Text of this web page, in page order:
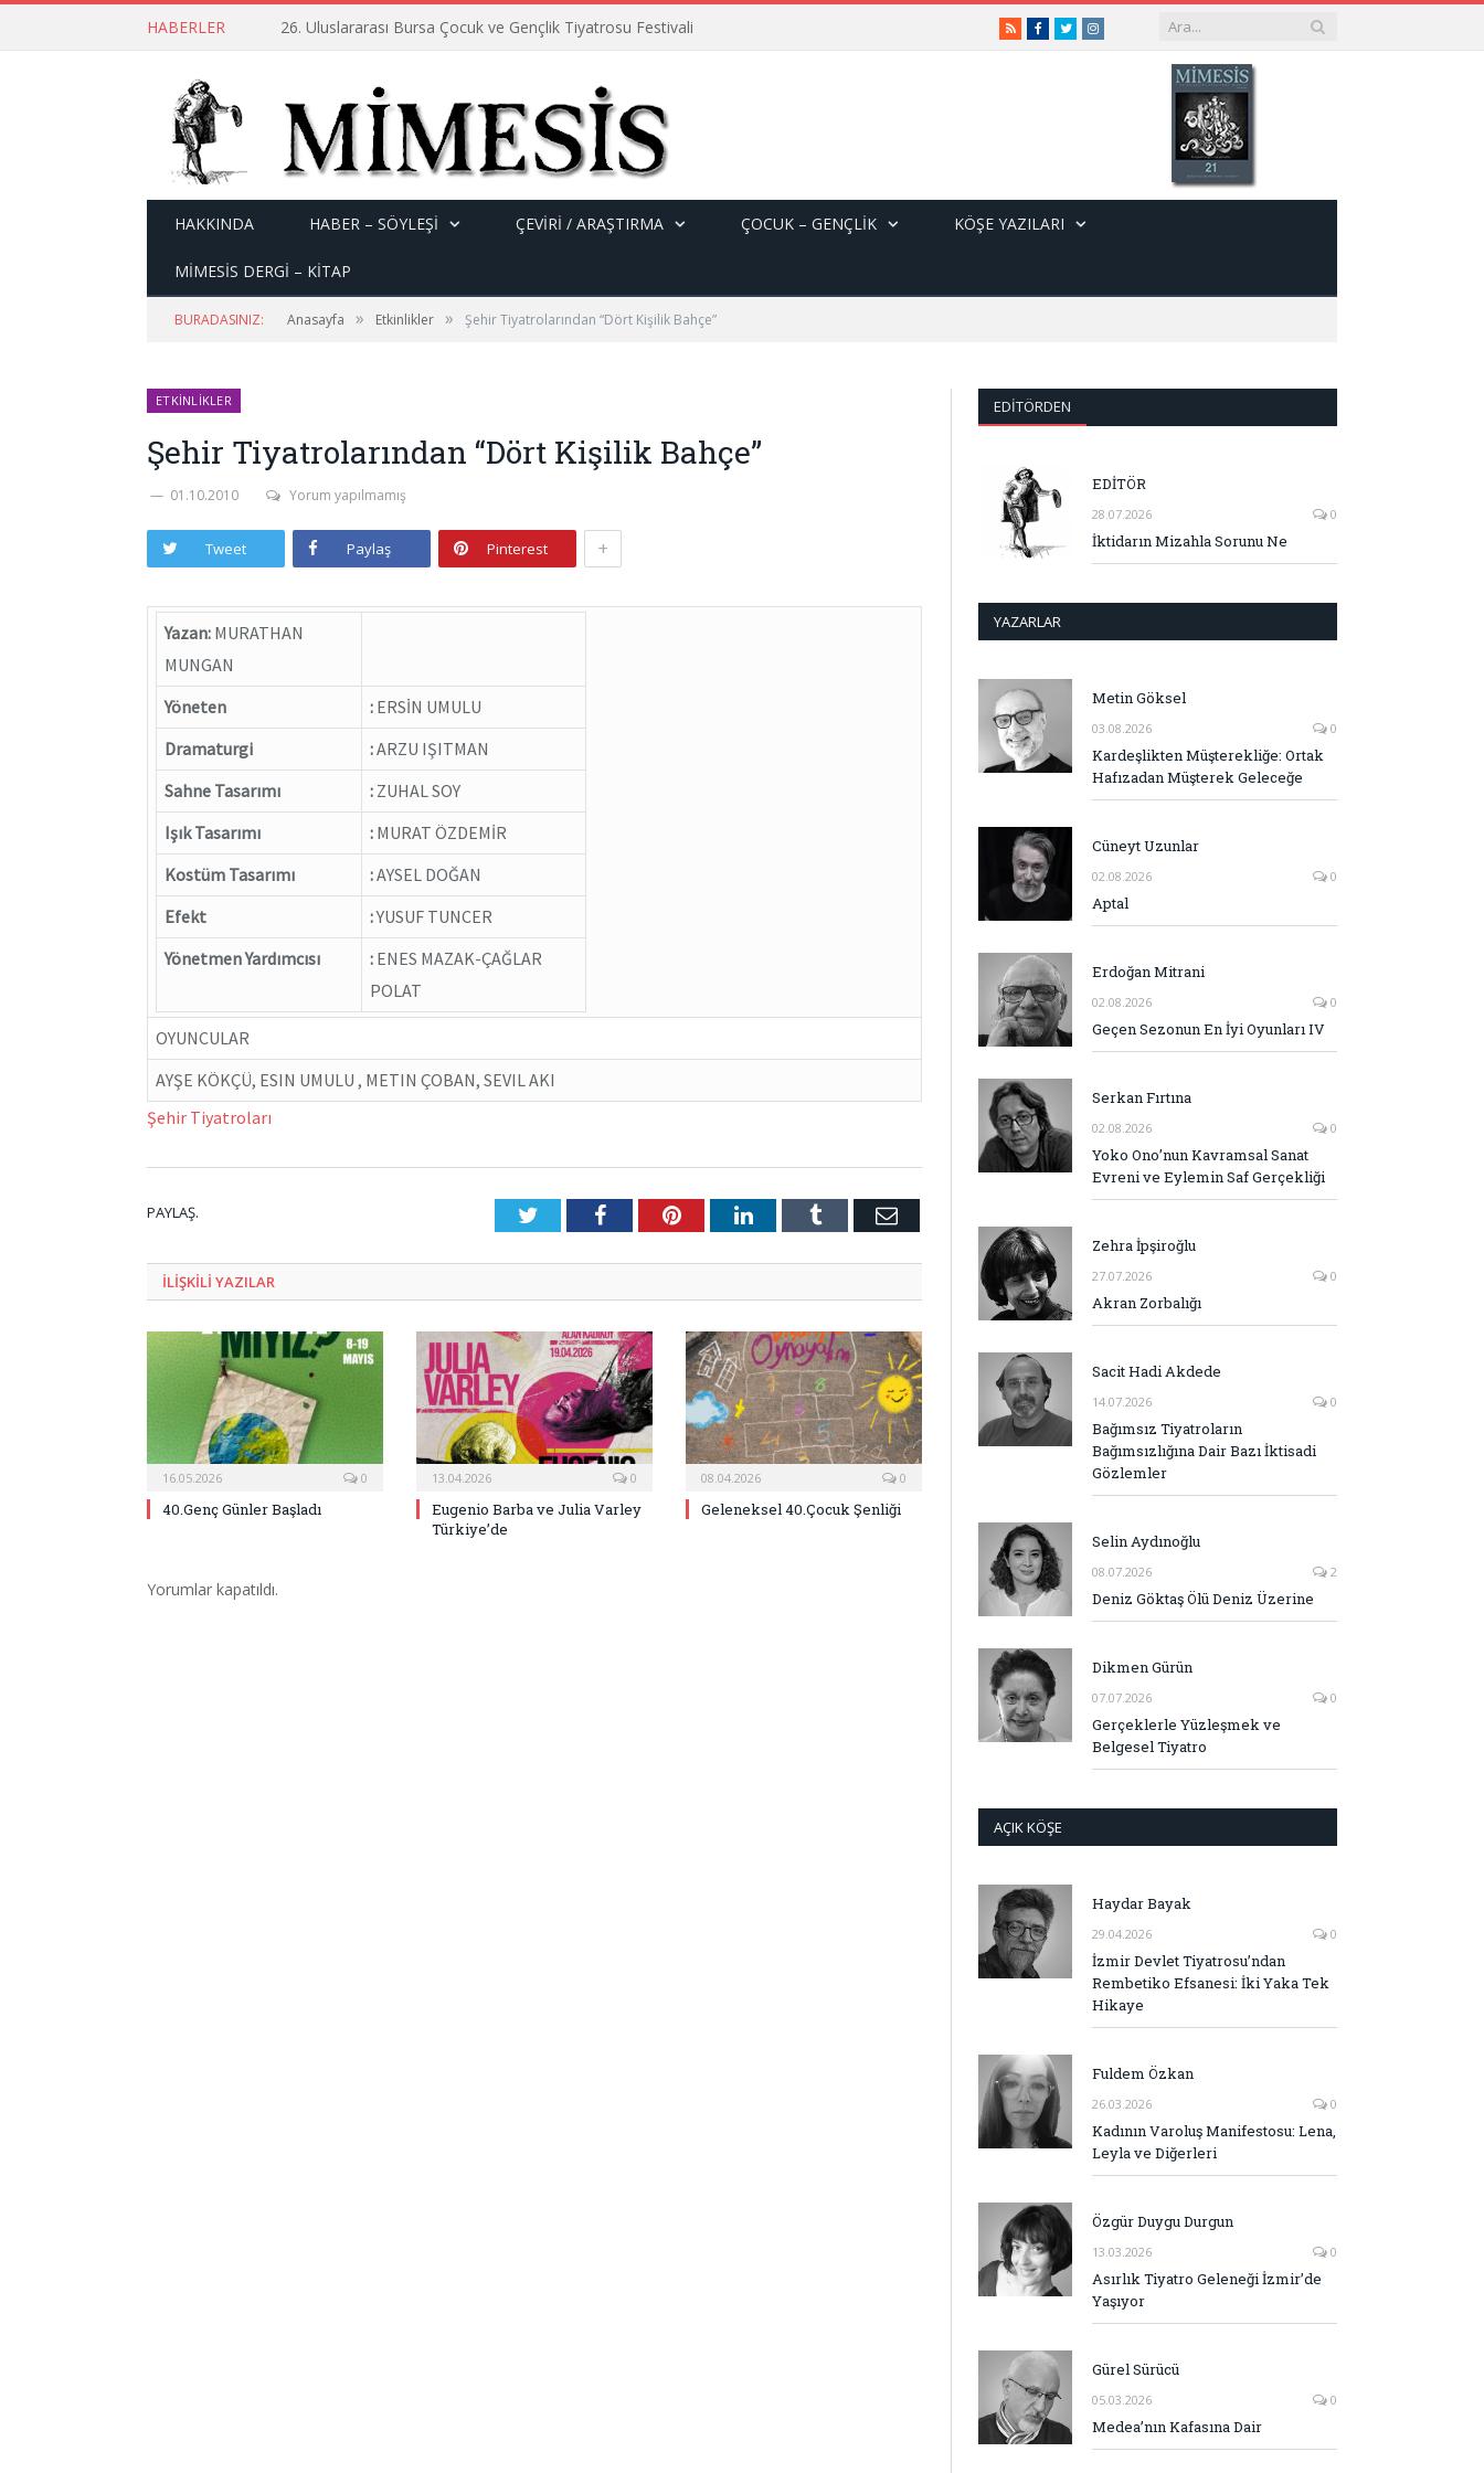
HABERLER 26. Uluslararası Bursa Çocuk ve Gençlik Tiyatrosu Festivali RSSFacebook
TwitterInstagram
HAKKINDA HABER – SÖYLEŞI ÇEVİRİ / ARAŞTIRMA ÇOCUK – GENÇLIK KÖŞE YAZILARI
MİMESİS DERGİ – KİTAP
BURADASINIZ: Anasayfa » Etkinlikler » Şehir Tiyatrolarından “Dört Kişilik Bahçe”
ETKINLIKLER
Şehir Tiyatrolarından “Dört Kişilik Bahçe”
01.10.2010 Yorum yapılmamış
Tweet Paylaş Pinterest +
Yazan: MURATHAN
MUNGAN
Yöneten
: ERSİN UMULU
Dramaturgi
:ARZU IŞITMAN
Sahne Tasarımı
: ZUHAL SOY
Işık Tasarımı
: MURAT ÖZDEMİR
Kostüm Tasarımı
:AYSEL DOĞAN
Efekt
:YUSUF TUNCER
Yönetmen Yardımcısı
: ENES MAZAK-ÇAĞLAR
POLAT
OYUNCULAR
AYŞE KÖKÇÜ, ESIN UMULU , METIN ÇOBAN, SEVIL AKI
Şehir Tiyatroları
PAYLAŞ. TwitterFacebookPinterestLinkedInTumblr E-
ILIŞKILI YAZILAR
16.05.2026 0
40.Genç Günler Başladı
13.04.2026 0
Eugenio Barba ve Julia Varley
Türkiye’de
08.04.2026 0
Geleneksel 40.Çocuk Şenliği
Yorumlar kapatıldı.
EDITÖRDEN
EDİTÖR
28.07.2026 0
İktidarın Mizahla Sorunu Ne
YAZARLAR
Metin Göksel
03.08.2026 0
Kardeşlikten Müşterekliğe: Ortak
Hafızadan Müşterek Geleceğe
Cüneyt Uzunlar
02.08.2026 0
Aptal
Erdoğan Mitrani
02.08.2026 0
Geçen Sezonun En İyi Oyunları IV
Serkan Fırtına
02.08.2026 0
Yoko Ono’nun Kavramsal Sanat
Evreni ve Eylemin Saf Gerçekliği
Zehra İpşiroğlu
27.07.2026 0
Akran Zorbalığı
Sacit Hadi Akdede
14.07.2026 0
Bağımsız Tiyatroların
Bağımsızlığına Dair Bazı İktisadi
Gözlemler
Selin Aydınoğlu
08.07.2026 2
Deniz Göktaş Ölü Deniz Üzerine
Dikmen Gürün
07.07.2026 0
Gerçeklerle Yüzleşmek ve
Belgesel Tiyatro
AÇIK KÖŞE
Haydar Bayak
29.04.2026 0
İzmir Devlet Tiyatrosu’ndan
Rembetiko Efsanesi: İki Yaka Tek
Hikaye
Fuldem Özkan
26.03.2026 0
Kadının Varoluş Manifestosu: Lena,
Leyla ve Diğerleri
Özgür Duygu Durgun
13.03.2026 0
Asırlık Tiyatro Geleneği İzmir’de
Yaşıyor
Gürel Sürücü
05.03.2026 0
Medea’nın Kafasına Dair